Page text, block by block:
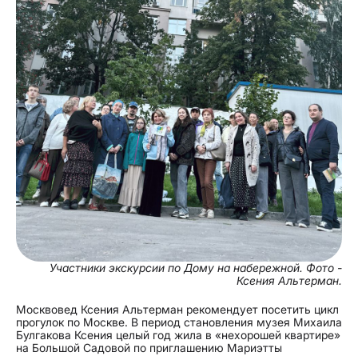
Участники экскурсии по Дому на набережной. Фото -
Ксения Альтерман.
Москвовед Ксения Альтерман рекомендует посетить цикл
прогулок по Москве. В период становления музея Михаила
Булгакова Ксения целый год жила в «нехорошей квартире»
на Большой Садовой по приглашению Мариэтты